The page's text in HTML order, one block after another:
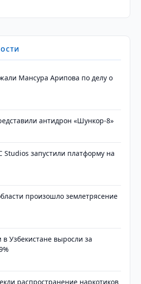
Мансура Арипова по делу о
антидрон «Шункор-8»
Studios запустили платформу на
произошло землетрясение
Узбекистане выросли за
распространение наркотиков